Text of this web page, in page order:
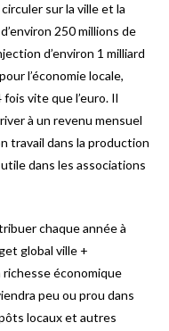
sur la ville et la
250 millions de
d’environ 1 milliard
l’économie locale,
vite que l’euro. Il
à un revenu mensuel
travail dans la production
dans les associations
chaque année à
global ville +
richesse économique
peu ou prou dans
locaux et autres